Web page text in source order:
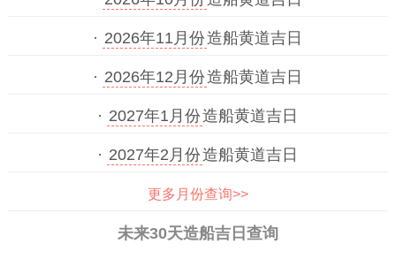
· 2026年11月份造船黄道吉日
· 2026年12月份造船黄道吉日
· 2027年1月份造船黄道吉日
· 2027年2月份造船黄道吉日
更多月份查询>>
未来30天造船吉日查询